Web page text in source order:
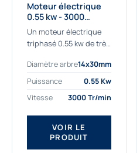
Moteur électrique
0.55 kw - 3000
Tr/min - 230/400V -
IE2
Un moteur électrique
triphasé 0.55 kw de très
vos applications les
plus exigeantes.
triphasé 0.55
kw Gamak...
Diamètre arbre14x30mm
Puissance
0.55 Kw
Vitesse
3000 Tr/min
VOIR LE
PRODUIT